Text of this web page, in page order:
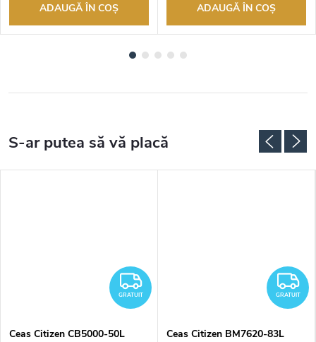
ADAUGĂ ÎN COŞ ADAUGĂ ÎN COŞ
GRATUIT
GRATUIT
Ceas Citizen CB5000-50L
GRATUIT
Ceas Citizen BM7620-83L